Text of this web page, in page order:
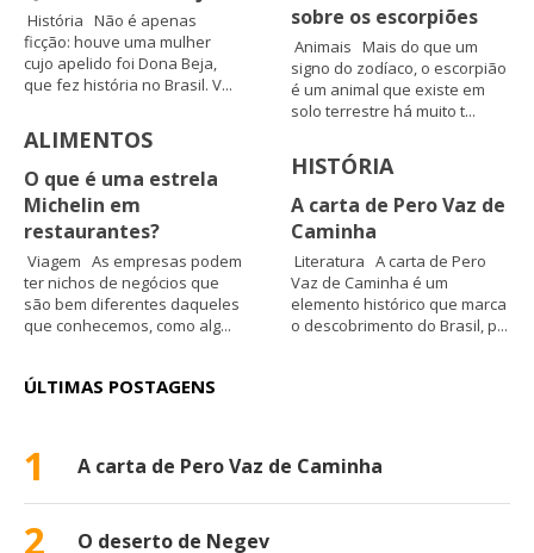
História Não é apenas
ficção: houve uma mulher
cujo apelido foi Dona Beja,
que fez história no Brasil. V...
ALIMENTOS
O que é uma estrela
Michelin em
restaurantes?
Viagem As empresas podem
ter nichos de negócios que
são bem diferentes daqueles
que conhecemos, como alg...
sobre os escorpiões
Animais Mais do que um
signo do zodíaco, o escorpião
é um animal que existe em
solo terrestre há muito t...
HISTÓRIA
A carta de Pero Vaz de
Caminha
Literatura A carta de Pero
Vaz de Caminha é um
elemento histórico que marca
o descobrimento do Brasil, p...
ÚLTIMAS POSTAGENS
1 A carta de Pero Vaz de Caminha
2 O deserto de Negev